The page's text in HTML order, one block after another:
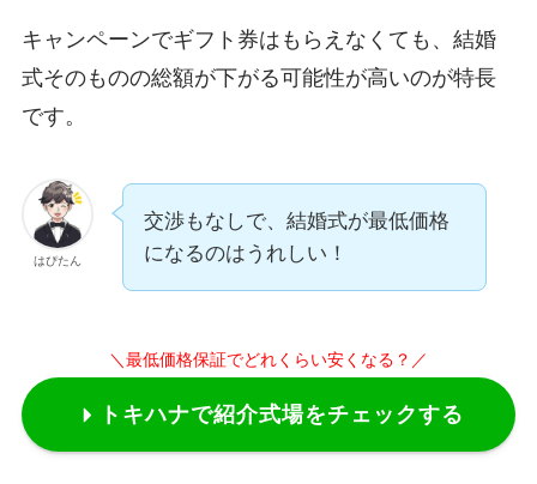
キャンペーンでギフト券はもらえなくても、結婚
式そのものの総額が下がる可能性が高いのが特長
です。
はぴたん
交渉もなしで、結婚式が最低価格
になるのはうれしい！
＼最低価格保証でどれくらい安くなる？／
トキハナで紹介式場をチェックする